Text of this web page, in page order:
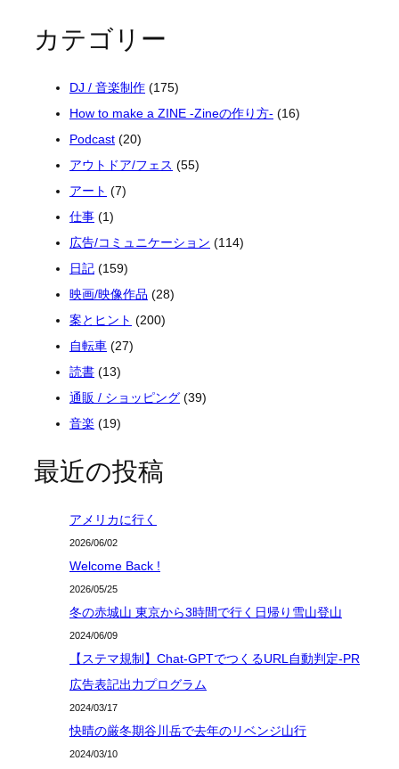
カテゴリー
DJ / 音楽制作 (175)
How to make a ZINE -Zineの作り方- (16)
Podcast (20)
アウトドア/フェス (55)
アート (7)
仕事 (1)
広告/コミュニケーション (114)
日記 (159)
映画/映像作品 (28)
案とヒント (200)
自転車 (27)
読書 (13)
通販 / ショッピング (39)
音楽 (19)
最近の投稿
アメリカに行く
2026/06/02
Welcome Back !
2026/05/25
冬の赤城山 東京から3時間で行く日帰り雪山登山
2024/06/09
【ステマ規制】Chat-GPTでつくるURL自動判定-PR
広告表記出力プログラム
2024/03/17
快晴の厳冬期谷川岳で去年のリベンジ山行
2024/03/10